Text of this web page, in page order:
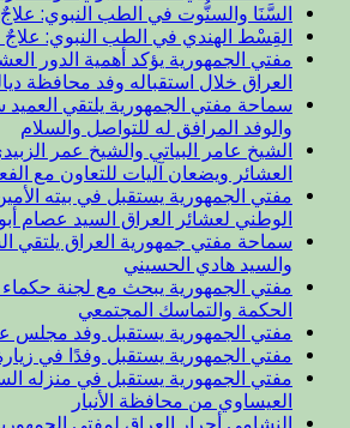
السَّنَا والسنُّوت في الطب النبوي:
القِسْط الهندي في الطب النبوي:
مفتي الجمهورية يؤكد أهمية الدور
العراق خلال استقباله وفد محافظة
سماحة مفتي الجمهورية يلتقي
والوفد المرافق له للتواصل والسلام
الشيخ عامر البياتي والشيخ عمر
العشائر ويضعان آليات للتعاون مع
مفتي الجمهورية يستقبل في بيته
الوطني لعشائر العراق السيد عصام
سماحة مفتي جمهورية العراق يلتقي
والسيد هادي الحسيني
مفتي الجمهورية يبحث مع لجنة حكماء
الحكمة والتماسك المجتمعي
مفتي الجمهورية يستقبل وفد مجلس
مفتي الجمهورية يستقبل وفدًا في
مفتي الجمهورية يستقبل في منزله
العيساوي من محافظة الأنبار